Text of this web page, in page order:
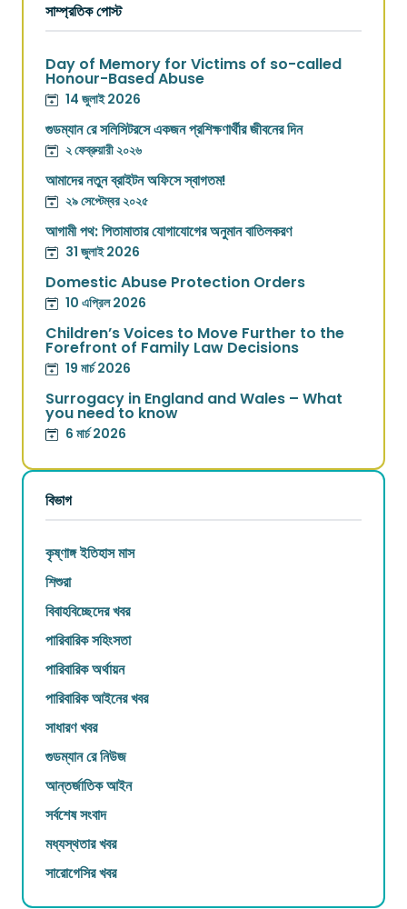
সাম্প্রতিক পোস্ট
Day of Memory for Victims of so-called
Honour-Based Abuse
14 জুলাই 2026
গুডম্যান রে সলিসিটরসে একজন প্রশিক্ষণার্থীর জীবনের দিন
২ ফেব্রুয়ারী ২০২৬
আমাদের নতুন ব্রাইটন অফিসে স্বাগতম!
২৯ সেপ্টেম্বর ২০২৫
আগামী পথ: পিতামাতার যোগাযোগের অনুমান বাতিলকরণ
31 জুলাই 2026
Domestic Abuse Protection Orders
10 এপ্রিল 2026
Children’s Voices to Move Further to the
Forefront of Family Law Decisions
19 মার্চ 2026
Surrogacy in England and Wales – What
you need to know
6 মার্চ 2026
বিভাগ
কৃষ্ণাঙ্গ ইতিহাস মাস
শিশুরা
বিবাহবিচ্ছেদের খবর
পারিবারিক সহিংসতা
পারিবারিক অর্থায়ন
পারিবারিক আইনের খবর
সাধারণ খবর
গুডম্যান রে নিউজ
আন্তর্জাতিক আইন
সর্বশেষ সংবাদ
মধ্যস্থতার খবর
সারোগেসির খবর